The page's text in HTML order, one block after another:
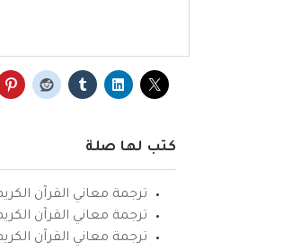
كتب لها صلة
ترجمة معاني القرآن
ترجمة معاني القرآن
ترجمة معاني القرآن